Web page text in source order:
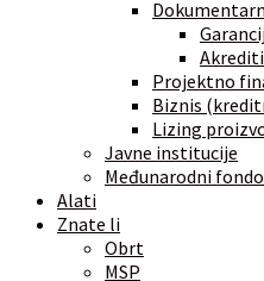
Projektno
Biznis
Lizing
Javne institucije
Međunarodni
Alati
Znate li
Obrt
MSP